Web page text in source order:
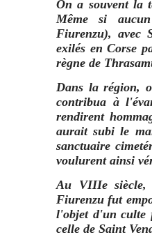
On a souvent la
Même si
Fiurenzu), avec
exilés en Corse
règne de
Dans la région,
contribua à
rendirent
aurait subi le
sanctuaire
voulurent ainsi
Au VIIIe siècle,
Fiurenzu fut
l'objet d'un culte
celle de Saint